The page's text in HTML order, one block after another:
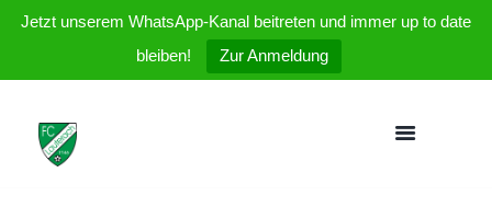
Jetzt unserem WhatsApp-Kanal beitreten und immer up to date
bleiben!
Zur Anmeldung